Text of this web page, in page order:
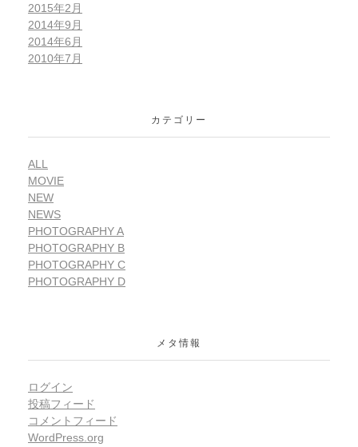
2015年2月
2014年9月
2014年6月
2010年7月
カテゴリー
ALL
MOVIE
NEW
NEWS
PHOTOGRAPHY A
PHOTOGRAPHY B
PHOTOGRAPHY C
PHOTOGRAPHY D
メタ情報
ログイン
投稿フィード
コメントフィード
WordPress.org